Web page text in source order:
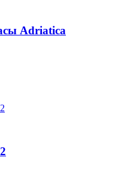
Adriatica